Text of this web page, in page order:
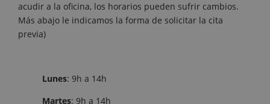
acudir a la oficina, los horarios pueden sufrir cambios.
Más abajo le indicamos la forma de solicitar la cita
previa)
Lunes: 9h a 14h
Martes: 9h a 14h